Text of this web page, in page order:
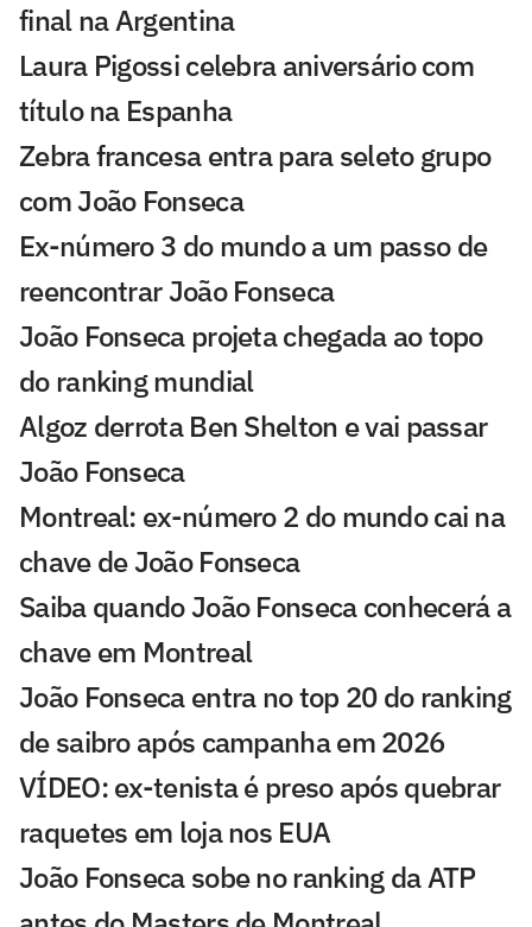
final na Argentina
Laura Pigossi celebra aniversário com
título na Espanha
Zebra francesa entra para seleto grupo
com João Fonseca
Ex-número 3 do mundo a um passo de
reencontrar João Fonseca
João Fonseca projeta chegada ao topo
do ranking mundial
Algoz derrota Ben Shelton e vai passar
João Fonseca
Montreal: ex-número 2 do mundo cai na
chave de João Fonseca
Saiba quando João Fonseca conhecerá a
chave em Montreal
João Fonseca entra no top 20 do ranking
de saibro após campanha em 2026
VÍDEO: ex-tenista é preso após quebrar
raquetes em loja nos EUA
João Fonseca sobe no ranking da ATP